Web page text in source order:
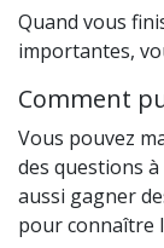
Quand vous
importantes,
Comment
Vous pouvez
des questions
aussi gagner
pour connaître